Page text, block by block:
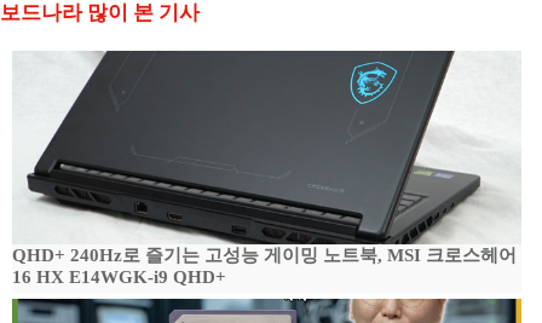
보드나라 많이 본 기사
QHD+ 240Hz로 즐기는 고성능 게이밍 노트북, MSI 크로스헤어
16 HX E14WGK-i9 QHD+